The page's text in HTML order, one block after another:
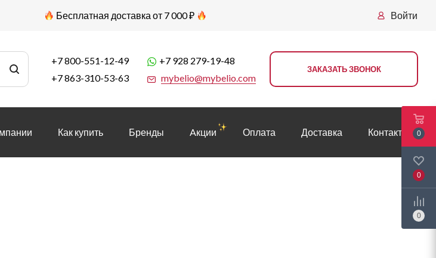
Бесплатная доставка от 7 000 ₽ Войти
+7 800-551-12-49
+7 863-310-53-63
+7 928 279-19-48
mybelio@mybelio.com
ЗАКАЗАТЬ ЗВОНОК
Как купить Бренды Aкции Оплата Доставка Контакты 0
0
0